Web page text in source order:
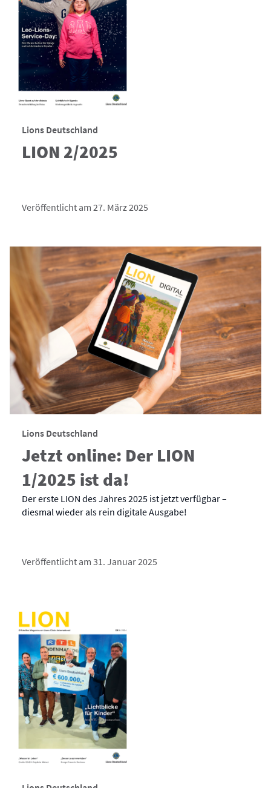
Lions Deutschland
LION 2/2025
Veröffentlicht am 27. März 2025
Lions Deutschland
Jetzt online: Der LION
1/2025 ist da!
Der erste LION des Jahres 2025 ist jetzt verfügbar –
diesmal wieder als rein digitale Ausgabe!
Veröffentlicht am 31. Januar 2025